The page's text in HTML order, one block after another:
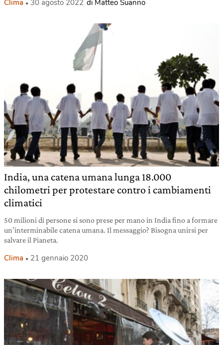
Clima 30 agosto 2022 di Matteo Suanno
India, una catena umana lunga 18.000
chilometri per protestare contro i cambiamenti
climatici
50 milioni di persone si sono prese per mano in India fino a formare
un’interminabile catena umana. Il messaggio? Bisogna unirsi per
salvare il Pianeta.
Clima 21 gennaio 2020